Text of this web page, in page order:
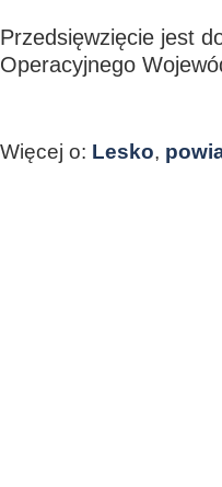
Przedsięwzięcie jest
Operacyjnego
Więcej o: Lesko,